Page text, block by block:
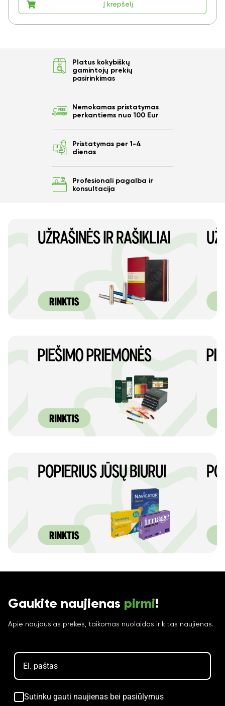
Į krepšelį
Platus kokybiškų
gamintojų prekių
pasirinkimas
Nemokamas pristatymas
perkantiems nuo 100 Eur
Pristatymas per 1-4
dienas
Profesionali pagalba ir
konsultacija
Gaukite naujienas pirmi!
Apie naujausias prekes, taikomas nuolaidas ir kitas naujienas.
Sutinku gauti naujienas bei pasiūlymus
Ar norite sutaupyti